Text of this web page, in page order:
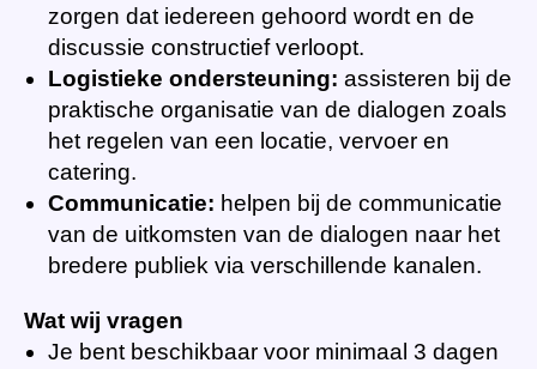
zorgen dat iedereen gehoord wordt en de
discussie constructief verloopt.
Logistieke ondersteuning: assisteren bij de
praktische organisatie van de dialogen zoals
het regelen van een locatie, vervoer en
catering.
Communicatie: helpen bij de communicatie
van de uitkomsten van de dialogen naar het
bredere publiek via verschillende kanalen.
Wat wij vragen
Je bent beschikbaar voor minimaal 3 dagen